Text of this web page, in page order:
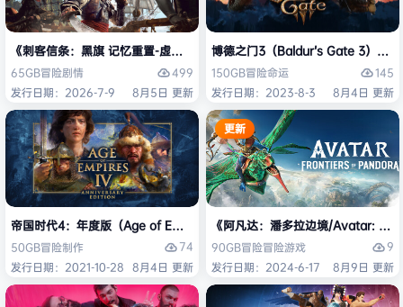
《刺客信条：黑旗 记忆重置-虚拟机版/Assassin’s Creed Black Flag
65GB冒险剧情
499
发行日期：2026-7-9
8月5日 更新
博德之门3（Baldur’s Gate 3）免安
150GB冒险命运
145
发行日期：2023-8-3
8月4日 更新
帝国时代4：年度版（Age of Empires IV: Anniversary Edition）免安装
50GB冒险制作
74
发行日期：2021-10-28 8月4日 更新
更新
《阿凡达：潘多拉边境/Avatar:
90GB冒险冒险游戏
9
发行日期：2024-6-17
8月9日 更新